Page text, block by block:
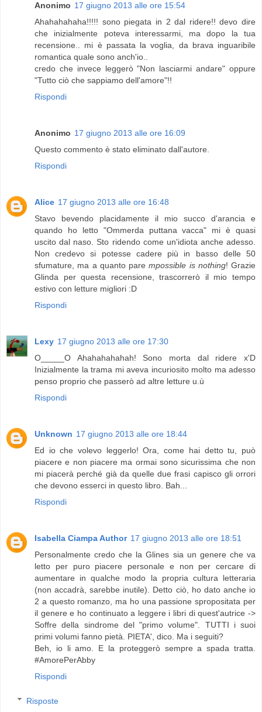
Anonimo 17 giugno 2013 alle ore 15:54
Ahahahahaha!!!!! sono piegata in 2 dal ridere!! devo dire
che inizialmente poteva interessarmi, ma dopo la tua
recensione.. mi è passata la voglia, da brava inguaribile
romantica quale sono anch'io..
credo che invece leggerò "Non lasciarmi andare" oppure
"Tutto ciò che sappiamo dell'amore"!!
Rispondi
Anonimo 17 giugno 2013 alle ore 16:09
Questo commento è stato eliminato dall'autore.
Rispondi
Alice 17 giugno 2013 alle ore 16:48
Stavo bevendo placidamente il mio succo d'arancia e
quando ho letto "Ommerda puttana vacca" mi è quasi
uscito dal naso. Sto ridendo come un'idiota anche adesso.
Non credevo si potesse cadere più in basso delle 50
sfumature, ma a quanto parempossible is nothing! Grazie
Glinda per questa recensione, trascorrerò il mio tempo
estivo con letture migliori :D
Rispondi
Lexy 17 giugno 2013 alle ore 17:30
O_____O Ahahahahahah! Sono morta dal ridere x'D
Inizialmente la trama mi aveva incuriosito molto ma adesso
penso proprio che passerò ad altre letture u.ù
Rispondi
Unknown 17 giugno 2013 alle ore 18:44
Ed io che volevo leggerlo! Ora, come hai detto tu, può
piacere e non piacere ma ormai sono sicurissima che non
mi piacerà perché già da quelle due frasi capisco gli orrori
che devono esserci in questo libro. Bah...
Rispondi
Isabella Ciampa Author 17 giugno 2013 alle ore 18:51
Personalmente credo che la Glines sia un genere che va
letto per puro piacere personale e non per cercare di
aumentare in qualche modo la propria cultura letteraria
(non accadrà, sarebbe inutile). Detto ciò, ho dato anche io
2 a questo romanzo, ma ho una passione spropositata per
il genere e ho continuato a leggere i libri di quest'autrice ->
Soffre della sindrome del "primo volume". TUTTI i suoi
primi volumi fanno pietà. PIETA', dico. Ma i seguiti?
Beh, io li amo. E la proteggerò sempre a spada tratta.
#AmorePerAbby
Rispondi
Risposte